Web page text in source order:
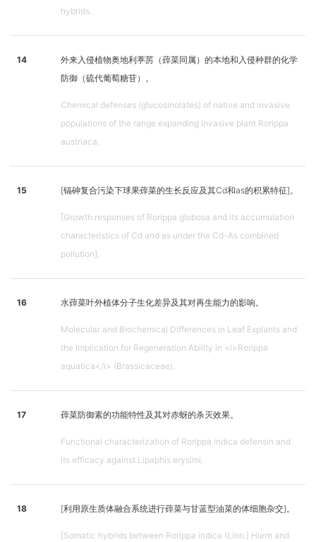
hybrids.
14
外来入侵植物奥地利葶苈（蔊菜同属）的本地和入侵种群的化学
防御（硫代葡萄糖苷）。
Chemical defenses (glucosinolates) of native and invasive
populations of the range expanding invasive plant Rorippa
austriaca.
15 [镉砷复合污染下球果蔊菜的生长反应及其Cd和as的积累特征]。
[Growth responses of Rorippa globosa and its accumulation
characteristics of Cd and as under the Cd-As combined
pollution].
16 水蔊菜叶外植体分子生化差异及其对再生能力的影响。
Molecular and Biochemical Differences in Leaf Explants and
the Implication for Regeneration Ability in <i>Rorippa
aquatica</i> (Brassicaceae).
17 蔊菜防御素的功能特性及其对赤蚜的杀灭效果。
Functional characterization of Rorippa indica defensin and
its efficacy against Lipaphis erysimi.
18 [利用原生质体融合系统进行蔊菜与甘蓝型油菜的体细胞杂交]。
[Somatic hybrids between Rorippa indica (Linn.) Hiern and